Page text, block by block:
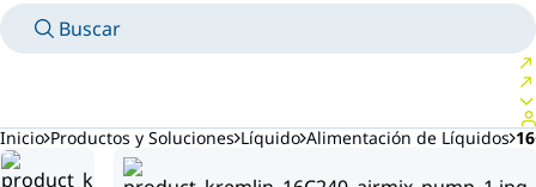
Buscar
Inicio Productos y Soluciones Líquido Alimentación de Líquidos